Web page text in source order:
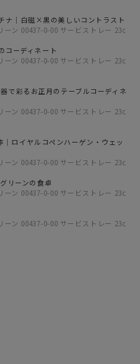
ナ｜白磁×黒の美しいコントラスト
ーン 00437-0-00 サービストレー 23c
コーディネート
ーン 00437-0-00 サービストレー 23c
で彩るお正月のテーブルコーディネ
ーン 00437-0-00 サービストレー 23c
ロイヤルコペンハーゲン・ウェッ
ーン 00437-0-00 サービストレー 23c
リーンの食卓
ーン 00437-0-00 サービストレー 23c
ーン 00437-0-00 サービストレー 23c